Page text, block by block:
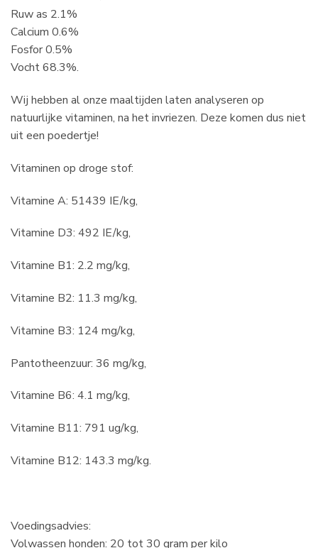
Ruw as 2.1%
Calcium 0.6%
Fosfor 0.5%
Vocht 68.3%.
Wij hebben al onze maaltijden laten analyseren op
natuurlijke vitaminen, na het invriezen. Deze komen dus niet
uit een poedertje!
Vitaminen op droge stof:
Vitamine A: 51439 IE/kg,
Vitamine D3: 492 IE/kg,
Vitamine B1: 2.2 mg/kg,
Vitamine B2: 11.3 mg/kg,
Vitamine B3: 124 mg/kg,
Pantotheenzuur: 36 mg/kg,
Vitamine B6: 4.1 mg/kg,
Vitamine B11: 791 ug/kg,
Vitamine B12: 143.3 mg/kg.
Voedingsadvies:
Volwassen honden: 20 tot 30 gram per kilo